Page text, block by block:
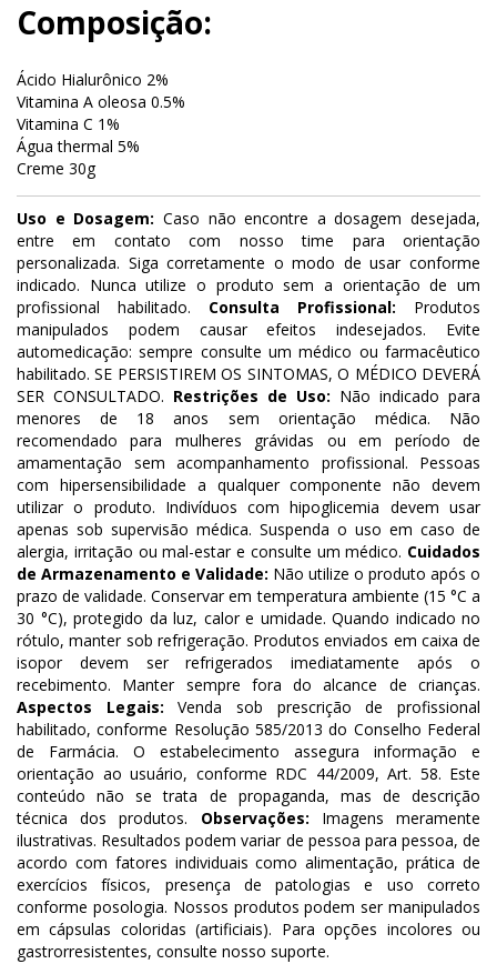
Composição:
Ácido Hialurônico 2%
Vitamina A oleosa 0.5%
Vitamina C 1%
Água thermal 5%
Creme 30g
Uso e Dosagem: Caso não encontre a dosagem desejada,
entre em contato com nosso time para orientação
personalizada. Siga corretamente o modo de usar conforme
indicado. Nunca utilize o produto sem a orientação de um
profissional habilitado. Consulta Profissional: Produtos
manipulados podem causar efeitos indesejados. Evite
automedicação: sempre consulte um médico ou farmacêutico
habilitado. SE PERSISTIREM OS SINTOMAS, O MÉDICO DEVERÁ
SER CONSULTADO. Restrições de Uso: Não indicado para
menores de 18 anos sem orientação médica. Não
recomendado para mulheres grávidas ou em período de
amamentação sem acompanhamento profissional. Pessoas
com hipersensibilidade a qualquer componente não devem
utilizar o produto. Indivíduos com hipoglicemia devem usar
apenas sob supervisão médica. Suspenda o uso em caso de
alergia, irritação ou mal-estar e consulte um médico. Cuidados
de Armazenamento e Validade: Não utilize o produto após o
prazo de validade. Conservar em temperatura ambiente (15 °C a
30 °C), protegido da luz, calor e umidade. Quando indicado no
rótulo, manter sob refrigeração. Produtos enviados em caixa de
isopor devem ser refrigerados imediatamente após o
recebimento. Manter sempre fora do alcance de crianças.
Aspectos Legais: Venda sob prescrição de profissional
habilitado, conforme Resolução 585/2013 do Conselho Federal
de Farmácia. O estabelecimento assegura informação e
orientação ao usuário, conforme RDC 44/2009, Art. 58. Este
conteúdo não se trata de propaganda, mas de descrição
técnica dos produtos. Observações: Imagens meramente
ilustrativas. Resultados podem variar de pessoa para pessoa, de
acordo com fatores individuais como alimentação, prática de
exercícios físicos, presença de patologias e uso correto
conforme posologia. Nossos produtos podem ser manipulados
em cápsulas coloridas (artificiais). Para opções incolores ou
gastrorresistentes, consulte nosso suporte.